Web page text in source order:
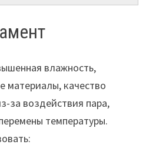
влажность,
материалы, качество
за воздействия пара,
температуры.